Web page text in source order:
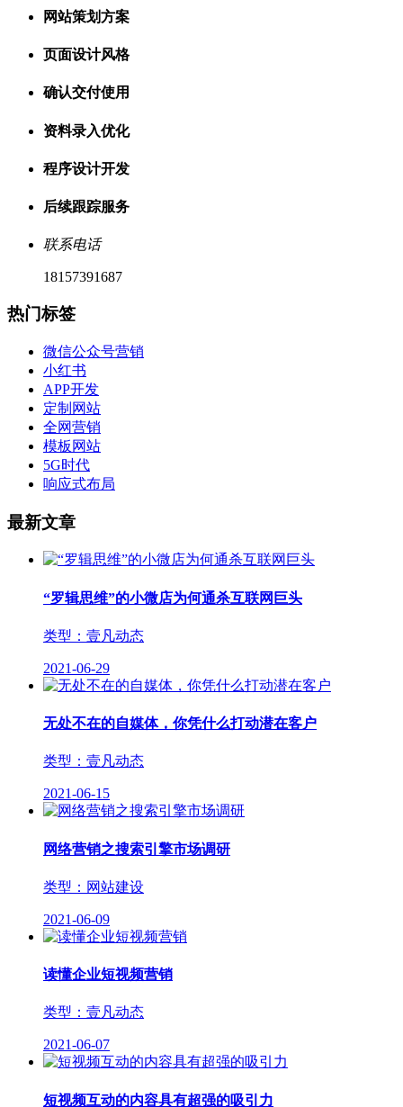
网站策划方案
页面设计风格
确认交付使用
资料录入优化
程序设计开发
后续跟踪服务
联系电话
18157391687
热门标签
微信公众号营销
小红书
APP开发
定制网站
全网营销
模板网站
5G时代
响应式布局
最新文章
“罗辑思维”的小微店为何通杀互联网巨头
类型：壹凡动态
2021-06-29
无处不在的自媒体，你凭什么打动潜在客户
类型：壹凡动态
2021-06-15
网络营销之搜索引擎市场调研
类型：网站建设
2021-06-09
读懂企业短视频营销
类型：壹凡动态
2021-06-07
短视频互动的内容具有超强的吸引力